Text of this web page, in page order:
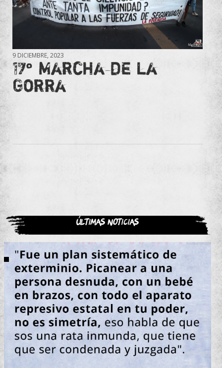
9 DICIEMBRE, 2023
17° Marcha de la
Gorra
Últimas noticias